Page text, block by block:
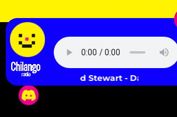
© 2026 SOPITAS.COM - MÚSICA, NOTICIAS,
MÁS!.
Rod Stewart - Da Ya Think